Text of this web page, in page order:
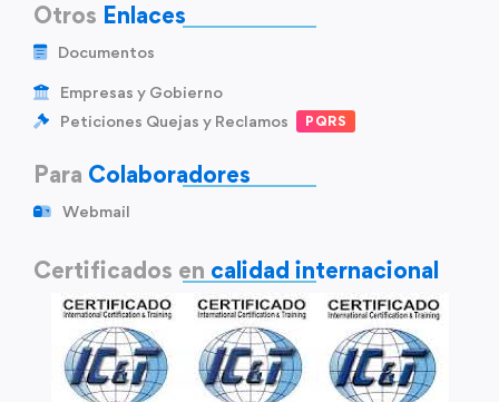
Otros Enlaces
Documentos
Empresas y Gobierno
Peticiones Quejas y Reclamos
PQRS
Para Colaboradores
Webmail
Certificados en calidad internacional